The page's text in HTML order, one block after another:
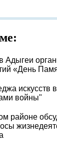
Адыгеи
«День
искусств
войны"
районе